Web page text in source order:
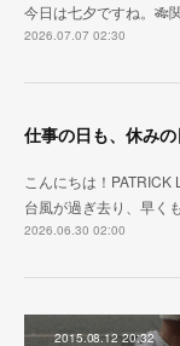
今日は七夕ですね。🎋
2026.07.07 02:30
こんにちは！PATRICK
台風が過ぎ去り、早く
2026.06.30 02:00
2015.08.12 20:32